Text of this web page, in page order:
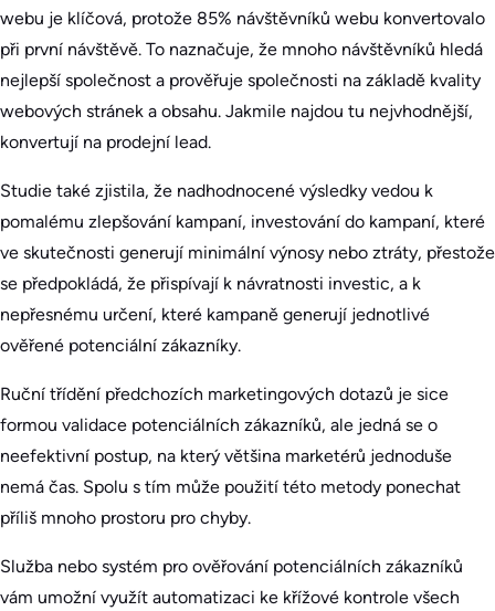
webu je klíčová, protože 85% návštěvníků webu konvertovalo
při první návštěvě. To naznačuje, že mnoho návštěvníků hledá
nejlepší společnost a prověřuje společnosti na základě kvality
webových stránek a obsahu. Jakmile najdou tu nejvhodnější,
konvertují na prodejní lead.
Studie také zjistila, že nadhodnocené výsledky vedou k
pomalému zlepšování kampaní, investování do kampaní, které
ve skutečnosti generují minimální výnosy nebo ztráty, přestože
se předpokládá, že přispívají k návratnosti investic, a k
nepřesnému určení, které kampaně generují jednotlivé
ověřené potenciální zákazníky.
Ruční třídění předchozích marketingových dotazů je sice
formou validace potenciálních zákazníků, ale jedná se o
neefektivní postup, na který většina marketérů jednoduše
nemá čas. Spolu s tím může použití této metody ponechat
příliš mnoho prostoru pro chyby.
Služba nebo systém pro ověřování potenciálních zákazníků
vám umožní využít automatizaci ke křížové kontrole všech